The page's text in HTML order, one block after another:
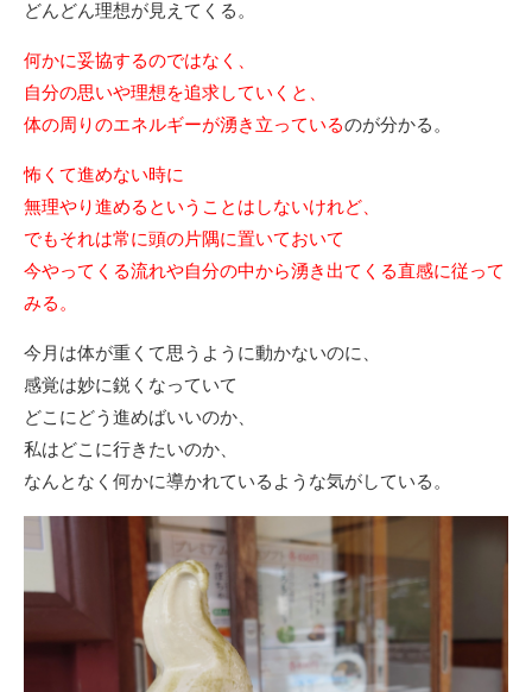
どんどん理想が見えてくる。
何かに妥協するのではなく、
自分の思いや理想を追求していくと、
体の周りのエネルギーが湧き立っているのが分かる。
怖くて進めない時に
無理やり進めるということはしないけれど、
でもそれは常に頭の片隅に置いておいて
今やってくる流れや自分の中から湧き出てくる直感に従って
みる。
今月は体が重くて思うように動かないのに、
感覚は妙に鋭くなっていて
どこにどう進めばいいのか、
私はどこに行きたいのか、
なんとなく何かに導かれているような気がしている。